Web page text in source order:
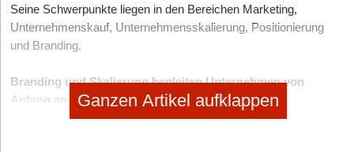
Seine Schwerpunkte liegen in den Bereichen Marketing,
Unternehmenskauf, Unternehmensskalierung, Positionierung
und Branding.
Branding und Skalierung begleiten Unternehmen von
Anfang an
Ganzen Artikel aufklappen